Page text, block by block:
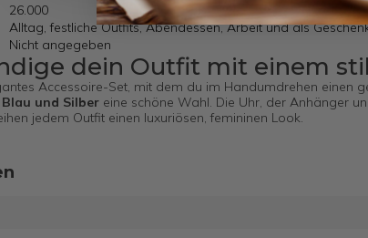
26.000
Alltag, festliche Outfits, Abendessen, Arbeit und als
Nicht angegeben
dein Outfit mit einem
Accessoire-Set, mit dem du im Handumdrehen einen
und Silber eine schöne Wahl. Die Uhr, der Anhänger
jedem Outfit einen luxuriösen, femininen Look.